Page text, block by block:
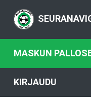
MASKUN
KIRJAUDU